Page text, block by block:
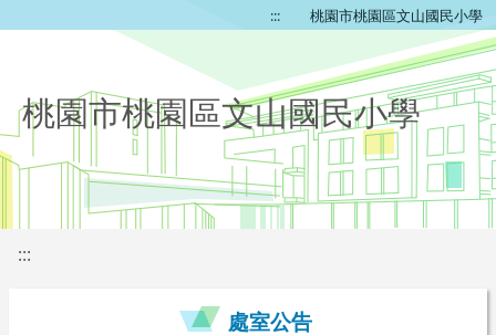
::: 桃園市桃園區文山國民小學
桃園市桃園區文山國民小學
:::
處室公告